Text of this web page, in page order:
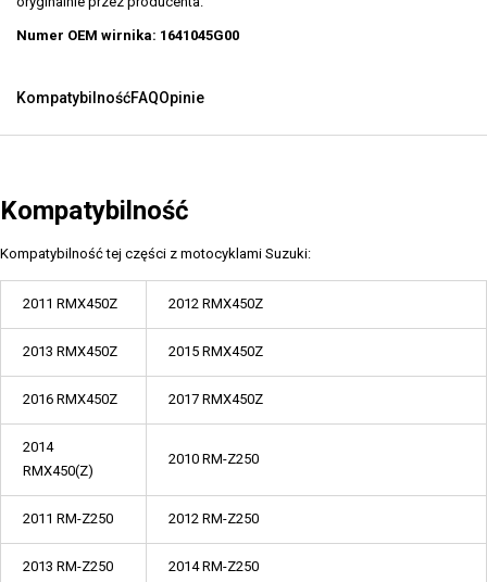
Numer OEM wirnika: 1641045G00
KompatybilnośćFAQOpinie
Kompatybilność
Kompatybilność tej części z motocyklami Suzuki:
2011 RMX450Z 2012 RMX450Z
2013 RMX450Z 2015 RMX450Z
2016 RMX450Z 2017 RMX450Z
2014
RMX450(Z)
2010 RM-Z250
2011 RM-Z250 2012 RM-Z250
2013 RM-Z250 2014 RM-Z250